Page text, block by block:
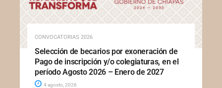
CONVOCATORIAS 2026
Selección de becarios por exoneración de
Pago de inscripción y/o colegiaturas, en el
período Agosto 2026 – Enero de 2027
4 agosto, 2026